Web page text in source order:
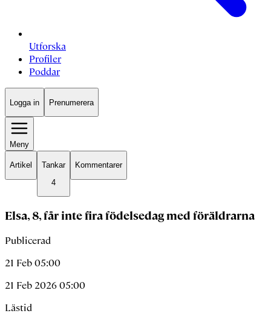
Utforska
Profiler
Poddar
Logga in Prenumerera
Meny
Artikel
Tankar
4
Kommentarer
Elsa, 8, får inte fira födelsedag med föräldrarna
Publicerad
21 Feb 05:00
21 Feb 2026 05:00
Lästid